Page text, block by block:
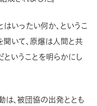
いったい何か、というこ
いて、原爆は人間と共
いうことを明らかにし
は、被団協の出発ととも